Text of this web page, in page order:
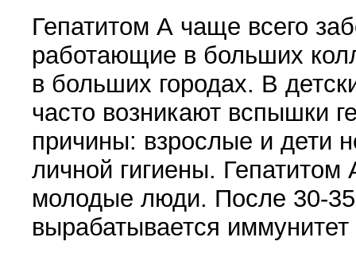
Гепатитом А чаще всего
работающие в больших
в больших городах. В
часто возникают вспышки
причины: взрослые и дети
личной гигиены.
молодые люди. После 30-35
вырабатывается иммунитет